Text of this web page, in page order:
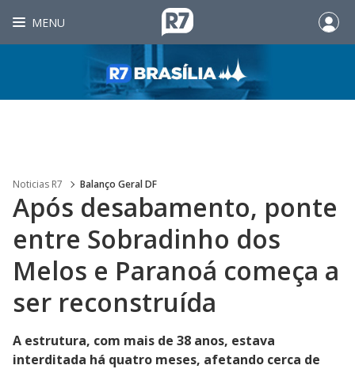
MENU
Noticias R7 Balanço Geral DF
Após desabamento, ponte
entre Sobradinho dos
Melos e Paranoá começa a
ser reconstruída
A estrutura, com mais de 38 anos, estava
interditada há quatro meses, afetando cerca de